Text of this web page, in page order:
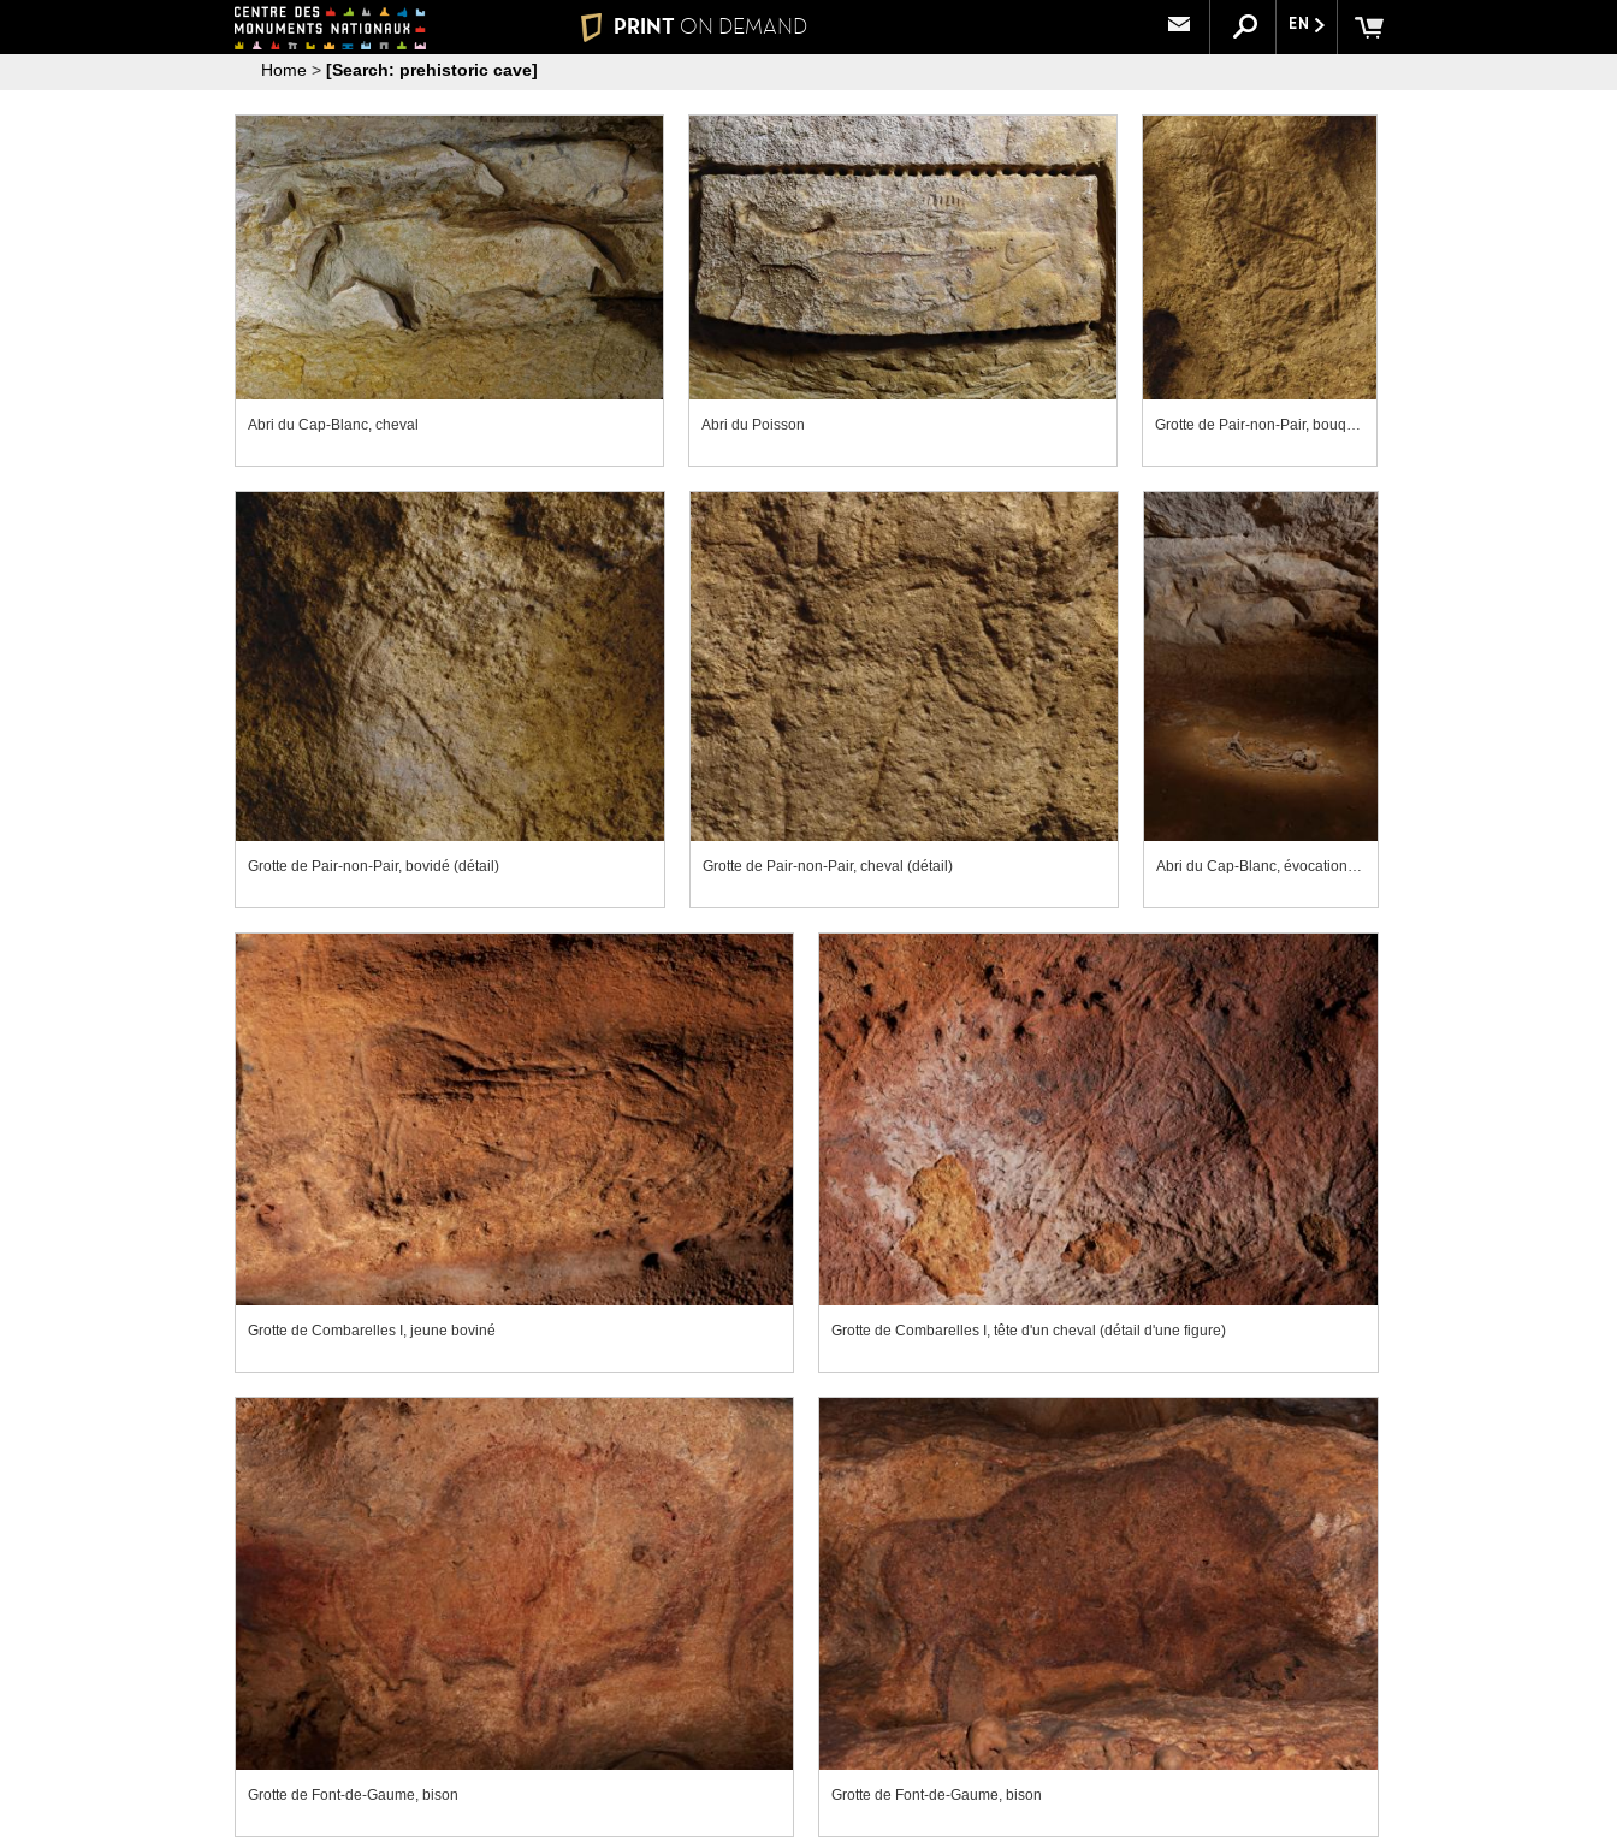
EN
PRINT ON DEMAND
Home > [Search: prehistoric cave]
Abri du Cap-Blanc, cheval Abri du Poisson Grotte de Pair-non-Pair, bouquetin
Grotte de Pair-non-Pair, bovidé (détail) Grotte de Pair-non-Pair, cheval (détail) Abri du Cap-Blanc, évocation de la sépulture découverte au Cap-Blanc pendant les fouilles.
Grotte de Combarelles I, jeune boviné Grotte de Combarelles I, tête d'un cheval (détail d'une figure)
Grotte de Font-de-Gaume, bison Grotte de Font-de-Gaume, bison